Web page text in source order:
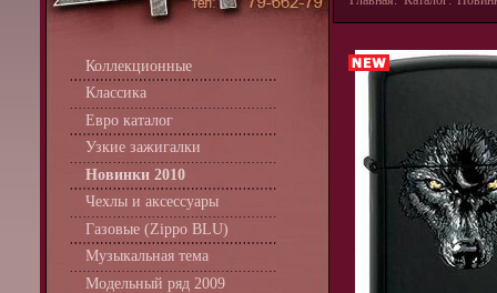
Коллекционные
Классика
Евро каталог
Узкие зажигалки
Новинки 2010
Чехлы и аксессуары
Газовые (Zippo BLU)
Музыкальная тема
Модельный ряд 2009